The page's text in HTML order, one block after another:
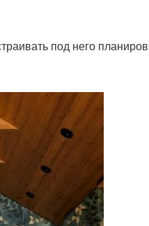
под него